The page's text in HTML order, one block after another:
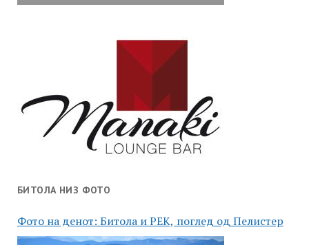
БИТОЛА НИЗ ФОТО
Фото на денот: Битола и РЕК, поглед од Пелистер